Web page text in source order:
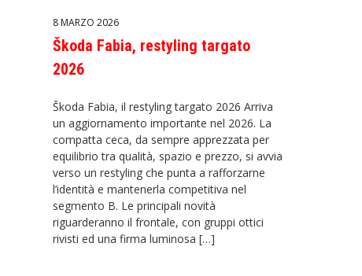
8 MARZO 2026
Škoda Fabia, restyling targato
2026
Škoda Fabia, il restyling targato 2026 Arriva
un aggiornamento importante nel 2026. La
compatta ceca, da sempre apprezzata per
equilibrio tra qualità, spazio e prezzo, si avvia
verso un restyling che punta a rafforzarne
l’identità e mantenerla competitiva nel
segmento B. Le principali novità
riguarderanno il frontale, con gruppi ottici
rivisti ed una firma luminosa […]